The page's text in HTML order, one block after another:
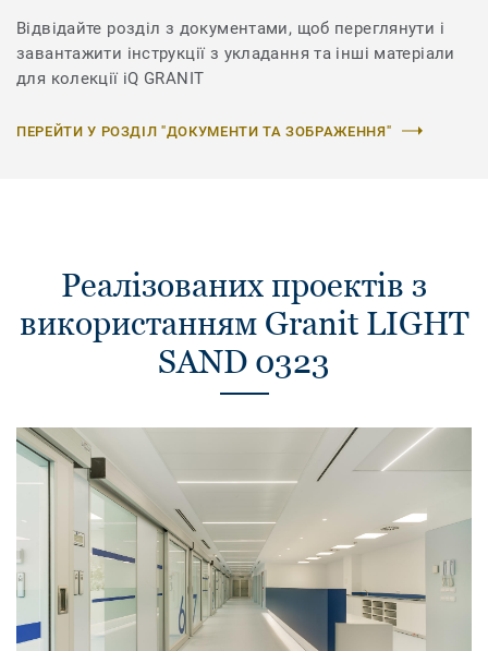
Відвідайте розділ з документами, щоб переглянути і
завантажити інструкції з укладання та інші матеріали
для колекції iQ GRANIT
ПЕРЕЙТИ У РОЗДІЛ "ДОКУМЕНТИ ТА ЗОБРАЖЕННЯ"
Реалізованих проектів з
використанням Granit LIGHT
SAND 0323